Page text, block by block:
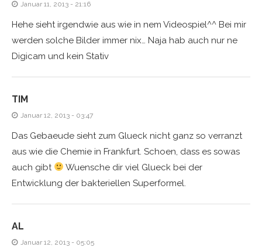
Januar 11, 2013 - 21:16
Hehe sieht irgendwie aus wie in nem Videospiel^^ Bei mir
werden solche Bilder immer nix… Naja hab auch nur ne
Digicam und kein Stativ
TIM
Januar 12, 2013 - 03:47
Das Gebaeude sieht zum Glueck nicht ganz so verranzt
aus wie die Chemie in Frankfurt. Schoen, dass es sowas
auch gibt
Wuensche dir viel Glueck bei der
Entwicklung der bakteriellen Superformel.
AL
Januar 12, 2013 - 05:05